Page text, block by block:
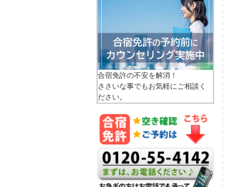
合宿免許の不安を解消！
ささいな事でもお気軽にご相談く
ださい。